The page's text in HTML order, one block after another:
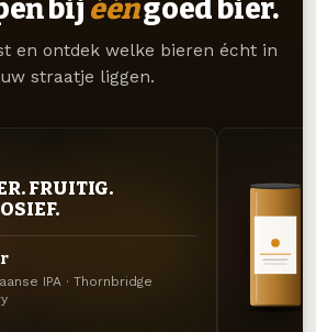
bij ééngoed bier.
en ontdek welke bieren écht in
straatje liggen.
FRUITIG.
IPA · Thornbridge